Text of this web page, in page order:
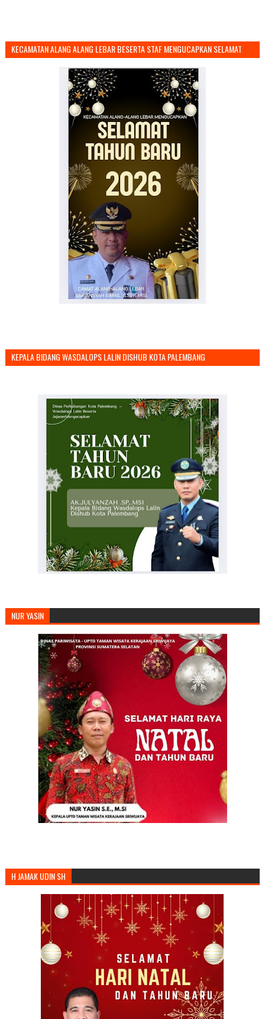
KECAMATAN ALANG ALANG LEBAR BESERTA STAF MENGUCAPKAN SELAMAT
KEPALA BIDANG WASDALOPS LALIN DISHUB KOTA PALEMBANG
NUR YASIN
H JAMAK UDIN SH